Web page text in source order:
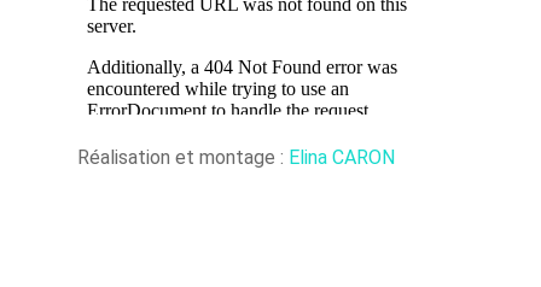
Réalisation et montage : Elina CARON